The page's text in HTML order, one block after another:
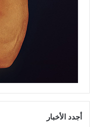
أجدد الأخبار